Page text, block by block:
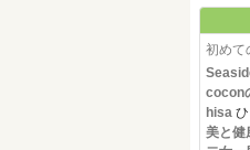
初めて
cocon
hisa
美と健